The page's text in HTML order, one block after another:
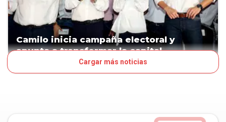
Camilo inicia campaña electoral y
apunta a transformar la capital
Cargar más noticias